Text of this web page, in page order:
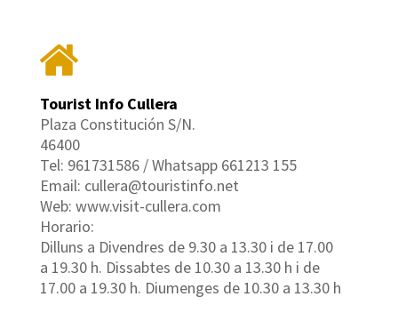
Tourist Info Cullera
Plaza Constitución S/N.
46400
Tel: 961731586 / Whatsapp 661213 155
Email: cullera@touristinfo.net
Web: www.visit-cullera.com
Horario:
Dilluns a Divendres de 9.30 a 13.30 i de 17.00
a 19.30 h. Dissabtes de 10.30 a 13.30 h i de
17.00 a 19.30 h. Diumenges de 10.30 a 13.30 h